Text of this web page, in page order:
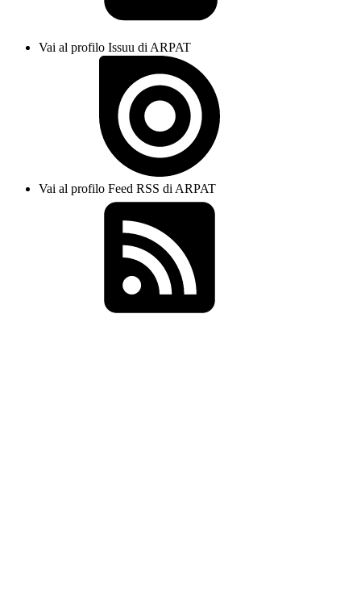
Vai al profilo Issuu di ARPAT
Vai al profilo Feed RSS di ARPAT